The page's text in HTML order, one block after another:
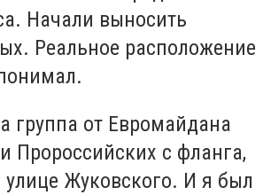
Начали выносить
Реальное расположение
группа от Евромайдана
Пророссийских с фланга,
Жуковского. И я был